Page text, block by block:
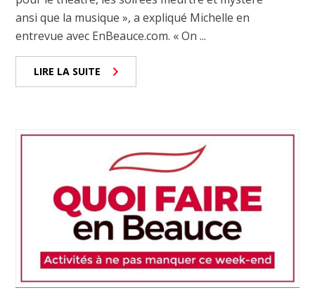
ansi que la musique », a expliqué Michelle en
entrevue avec EnBeauce.com. « On ...
LIRE LA SUITE